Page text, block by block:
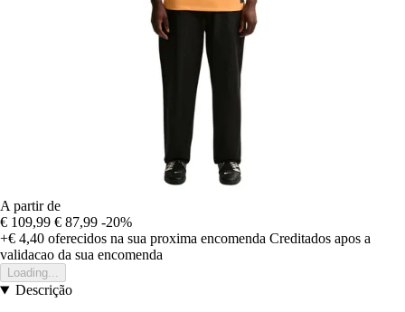
A partir de
€ 109,99 € 87,99 -20%
+€ 4,40 oferecidos na sua proxima encomenda Creditados apos a
validacao da sua encomenda
Loading...
Descrição